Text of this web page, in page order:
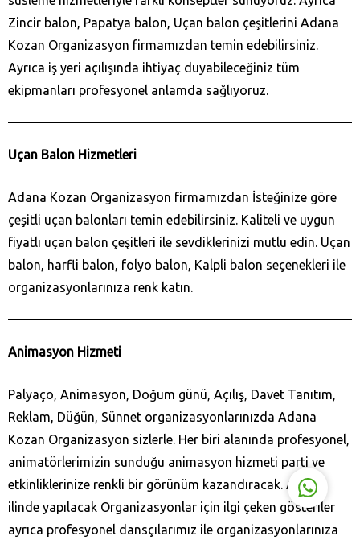
Zincir balon, Papatya balon, Uçan balon çeşitlerini Adana
Kozan‎ Organizasyon firmamızdan temin edebilirsiniz.
Ayrıca iş yeri açılışında ihtiyaç duyabileceğiniz tüm
ekipmanları profesyonel anlamda sağlıyoruz.
Uçan Balon Hizmetleri
Adana Kozan‎ Organizasyon firmamızdan İsteğinize göre
çeşitli uçan balonları temin edebilirsiniz. Kaliteli ve uygun
fiyatlı uçan balon çeşitleri ile sevdiklerinizi mutlu edin. Uçan
balon, harfli balon, folyo balon, Kalpli balon seçenekleri ile
organizasyonlarınıza renk katın.
Animasyon Hizmeti
Palyaço, Animasyon, Doğum günü, Açılış, Davet Tanıtım,
Reklam, Düğün, Sünnet organizasyonlarınızda Adana
Kozan‎ Organizasyon sizlerle. Her biri alanında profesyonel,
animatörlerimizin sunduğu animasyon hizmeti parti ve
etkinliklerinize renkli bir görünüm kazandıracak. Adana
ilinde yapılacak Organizasyonlar için ilgi çeken gösteriler
ayrıca profesyonel dansçılarımız ile organizasyonlarınıza
Cevap Yaz